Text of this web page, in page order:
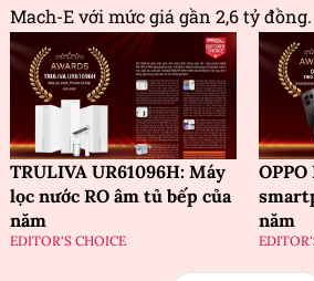
Mach-E với mức giá gần 2,6 tỷ đồng.
TRULIVA UR61096H: Máy
lọc nước RO âm tủ bếp của
năm
EDITOR'S CHOICE
năm